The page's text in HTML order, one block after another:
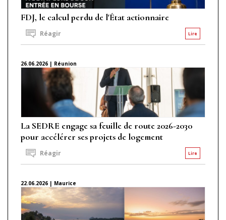
FDJ, le calcul perdu de l'État actionnaire
Lire
Réagir
26.06.2026 | Réunion
La SEDRE engage sa feuille de route 2026-2030
pour accélérer ses projets de logement
Lire
Réagir
22.06.2026 | Maurice